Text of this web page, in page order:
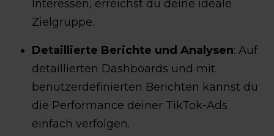
Interessen, erreichst du deine ideale
Zielgruppe.
Detaillierte Berichte und Analysen: Auf
detaillierten Dashboards und mit
benutzerdefinierten Berichten kannst du
die Performance deiner TikTok-Ads
einfach verfolgen.